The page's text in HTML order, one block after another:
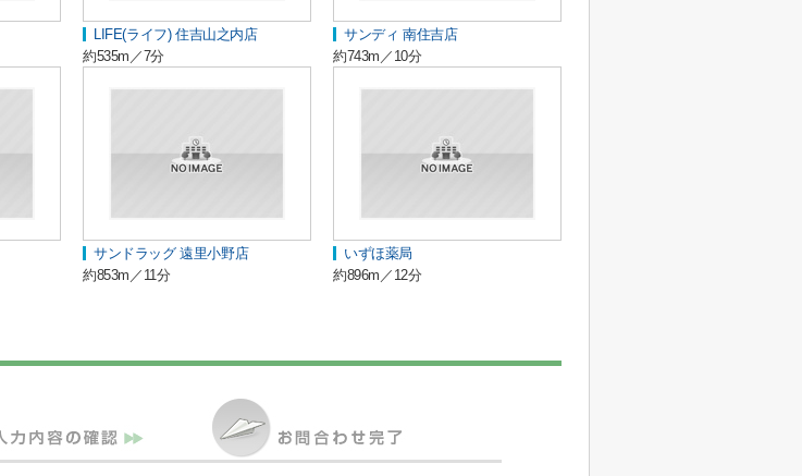
LIFE(ライフ) 住吉山之内店
約535m／7分
サンディ 南住吉店
約743m／10分
サンドラッグ 遠里小野店
約853m／11分
いずほ薬局
約896m／12分